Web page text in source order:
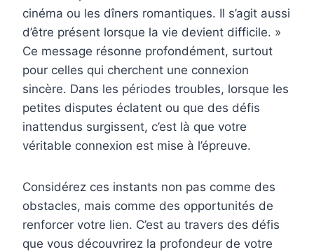
cinéma ou les dîners romantiques. Il s’agit aussi
d’être présent lorsque la vie devient difficile. »
Ce message résonne profondément, surtout
pour celles qui cherchent une connexion
sincère. Dans les périodes troubles, lorsque les
petites disputes éclatent ou que des défis
inattendus surgissent, c’est là que votre
véritable connexion est mise à l’épreuve.
Considérez ces instants non pas comme des
obstacles, mais comme des opportunités de
renforcer votre lien. C’est au travers des défis
que vous découvrirez la profondeur de votre